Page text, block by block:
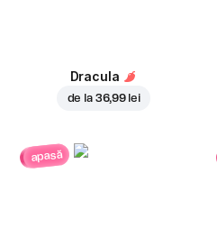
Dracula
de la 36,99 lei
apasă